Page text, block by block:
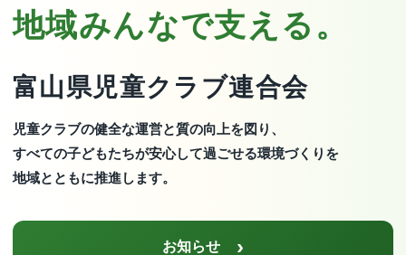
地域みんなで支える。
富山県児童クラブ連合会
児童クラブの健全な運営と質の向上を図り、
すべての子どもたちが安心して過ごせる環境づくりを
地域とともに推進します。
お知らせ